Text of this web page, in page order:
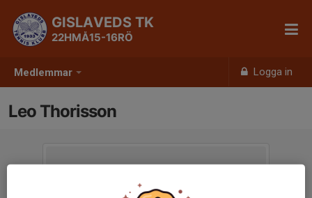
Medlemmar Logga in
GISLAVEDS TK
22HMÅ15-16RÖ
Leo Thorisson